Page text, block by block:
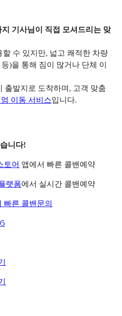
기사님이 직접 모셔드리는 맞
수 있지만, 넓고 쾌적한 차량
)을 통해 짐이 많거나 단체 이
출발지로 도착하며, 고객 맞춤
이동 서비스입니다.
니다!
토어 앱에서 빠른 콜밴예약
랫폼에서 실시간 콜밴예약
빠른 콜밴문의